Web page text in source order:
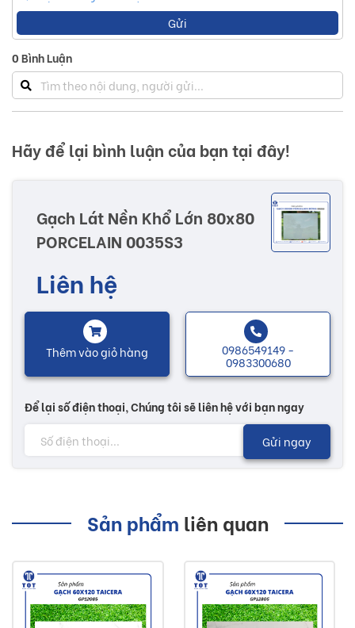
Gửi
0Bình Luận
Hãy để lại bình luận của bạn tại đây!
Gạch Lát Nền Khổ Lớn 80x80
PORCELAIN 0035S3
Liên hệ
Thêm vào giỏ hàng 0986549149 -
0983300680
Để lại số điện thoại, Chúng tôi sẽ liên hệ với bạn ngay
Gửi ngay
Sản phẩm liên quan